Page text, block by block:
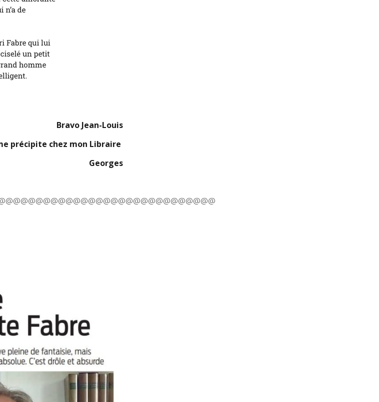
Bravo Jean-Louis
précipite chez mon Libraire
Georges